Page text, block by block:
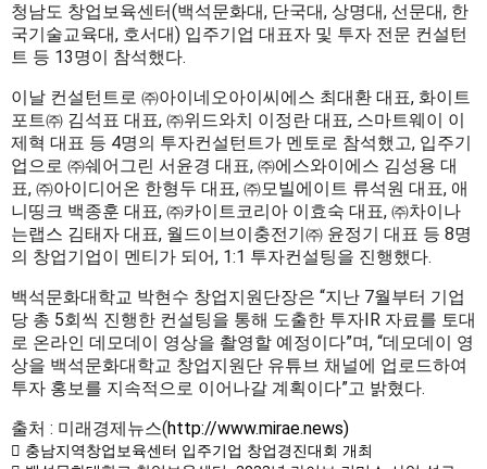
청남도 창업보육센터(백석문화대, 단국대, 상명대, 선문대, 한
국기술교육대, 호서대) 입주기업 대표자 및 투자 전문 컨설턴
트 등 13명이 참석했다.
이날 컨설턴트로 ㈜아이네오아이씨에스 최대환 대표, 화이트
포트㈜ 김석표 대표, ㈜위드와치 이정란 대표, 스마트웨이 이
제혁 대표 등 4명의 투자컨설턴트가 멘토로 참석했고, 입주기
업으로 ㈜쉐어그린 서윤경 대표, ㈜에스와이에스 김성용 대
표, ㈜아이디어온 한형두 대표, ㈜모빌에이트 류석원 대표, 애
니띵크 백종훈 대표, ㈜카이트코리아 이효숙 대표, ㈜차이나
는랩스 김태자 대표, 월드이브이충전기㈜ 윤정기 대표 등 8명
의 창업기업이 멘티가 되어, 1:1 투자컨설팅을 진행했다.
백석문화대학교 박현수 창업지원단장은 “지난 7월부터 기업
당 총 5회씩 진행한 컨설팅을 통해 도출한 투자IR 자료를 토대
로 온라인 데모데이 영상을 촬영할 예정이다”며, “데모데이 영
상을 백석문화대학교 창업지원단 유튜브 채널에 업로드하여
투자 홍보를 지속적으로 이어나갈 계획이다”고 밝혔다.
출처 : 미래경제뉴스(http://www.mirae.news)
충남지역창업보육센터 입주기업 창업경진대회 개최